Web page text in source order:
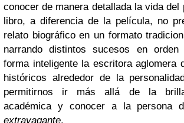
conocer de manera detallada la vida del
libro, a diferencia de la película, no
relato biográfico en un formato
narrando distintos sucesos en orden
forma inteligente la escritora aglomera
históricos alrededor de la
permitirnos ir más allá de la
académica y conocer a la persona
extravagante.